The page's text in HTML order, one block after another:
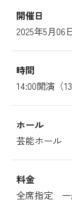
開催日
2025年5月06
時間
14:00開演（
ホール
芸能ホール
料金
全席指定 一